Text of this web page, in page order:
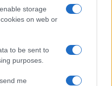
storage
on web or
to be sent to
purposes.
me
una prima battaglia
in cui vivo,
importante che mi ha
è che
non bisogna